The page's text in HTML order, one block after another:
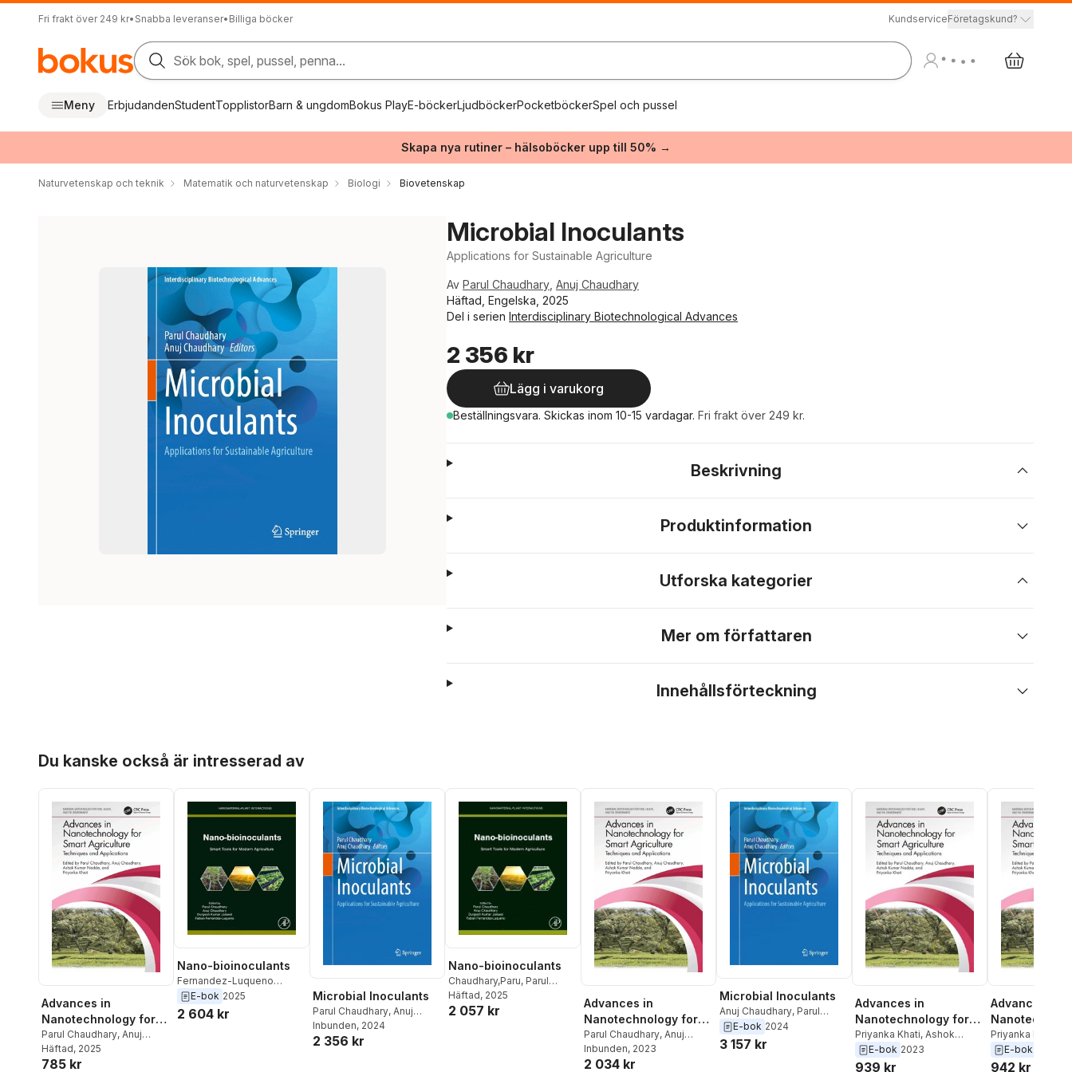
Fri frakt över 249 kr• Snabba leveranser• Billiga böcker KundserviceFöretagskund?
Sök bok, spel, pussel, penna...
Meny ErbjudandenStudentTopplistorBarn & ungdomBokus PlayE-böckerLjudböckerPocketböckerSpel och pussel
Skapa nya rutiner – hälsoböcker upp till 50% →
Naturvetenskap och teknik Matematik och naturvetenskap Biologi Biovetenskap
Microbial Inoculants
Applications for Sustainable Agriculture
Av Parul Chaudhary Anuj Chaudhary
Häftad, Engelska, 2025
Del i serien Interdisciplinary Biotechnological Advances
2 356 kr
Lägg i varukorg
Beställningsvara. Skickas inom 10-15 vardagar. Fri frakt över 249 kr.
Beskrivning
Produktinformation
Utforska kategorier
Mer om författaren
Innehållsförteckning
Du kanske också är intresserad av
Advances in
Nanotechnology for
Smart Agriculture
Parul Chaudhary, Anuj
Chaudhary,Ashok Kumar
Nadda,Priyanka Khati
Häftad, 2025
785 kr
Nano-bioinoculants
Fernandez-Luqueno
Fabian,Durgesh Kumar
Jaiswal, Anuj Chaudhary
E-bok 2025
2 604 kr
Microbial Inoculants
Parul Chaudhary, Anuj
Chaudhary
Inbunden, 2024
2 356 kr
Nano-bioinoculants
Chaudhary,Paru, Parul
Chaudhary,Anuj
Chaudhary,
Häftad, 2025
2 057 kr
Advances in
Nanotechnology for
Smart Agriculture
Parul Chaudhary, Anuj
Chaudhary,Ashok Kumar
Nadda, Priyanka Khati
Inbunden, 2023
2 034 kr
Microbial Inoculants
Anuj Chaudhary, Parul
Chaudhary
E-bok 2024
3 157 kr
Advances in
Nanotechnology for
Smart Agriculture
Priyanka Khati, Ashok
Kumar Nadda,Anuj
Chaudhary
E-bok 2023
939 kr
Advances in
Smart
Priyanka Khati
Kumar Nadda
Chaudhary
E-bok
942 kr